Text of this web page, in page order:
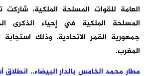
العامة للقوات المسلحة الملكية،
المسلحة الملكية في إحياء الذكرى
جمهورية القمر الاتحادية، وذلك
المغرب.
مطار محمد الخامس بالدار البيضاء.. انطلاق